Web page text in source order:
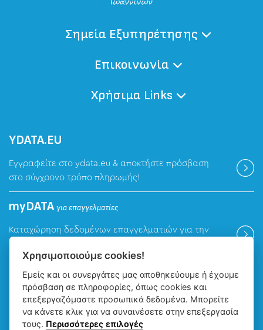
Σημεία Εξυπηρέτησης
Επικοινωνία
Χρήσιμα Links
ΥDATA.EU
Εγγραφείτε στο ydata.eu & αποκτήστε πρόσβαση
στο σύγχρονο τρόπο πληρωμής!
myDATAγια επαγγελματίες
Καταχώρηση δεδομένων επαγγελματιών για την
Βρείτε μας
Χρησιμοποιούμε cookies!
Εμείς και οι συνεργάτες μας αποθηκεύουμε ή έχουμε
πρόσβαση σε πληροφορίες, όπως cookies και
επεξεργαζόμαστε προσωπικά δεδομένα. Μπορείτε
να κάνετε κλικ για να συναινέσετε στην επεξεργασία
τους. Περισσότερες επιλογές